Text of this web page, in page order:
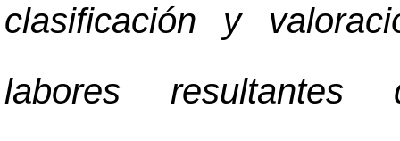
clasificación y
labores